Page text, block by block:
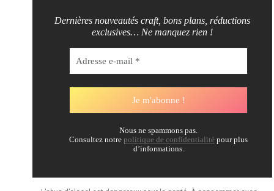
Dernières nouveautés craft, bons plans, réductions
exclusives… Ne manquez rien !
Nous ne spammons pas.
Consultez notre politique de confidentialité pour plus
d’informations.